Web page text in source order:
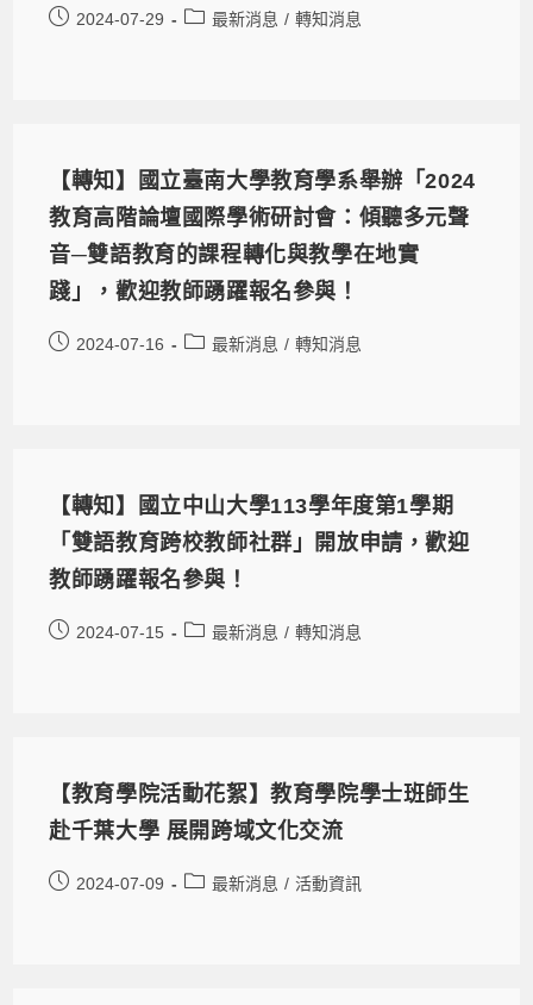
2024-07-29 最新消息 / 轉知消息
【轉知】國立臺南大學教育學系舉辦「2024
教育高階論壇國際學術研討會：傾聽多元聲
音─雙語教育的課程轉化與教學在地實
踐」，歡迎教師踴躍報名參與！
2024-07-16 最新消息 / 轉知消息
【轉知】國立中山大學113學年度第1學期
「雙語教育跨校教師社群」開放申請，歡迎
教師踴躍報名參與！
2024-07-15 最新消息 / 轉知消息
【教育學院活動花絮】教育學院學士班師生
赴千葉大學 展開跨域文化交流
2024-07-09 最新消息 / 活動資訊